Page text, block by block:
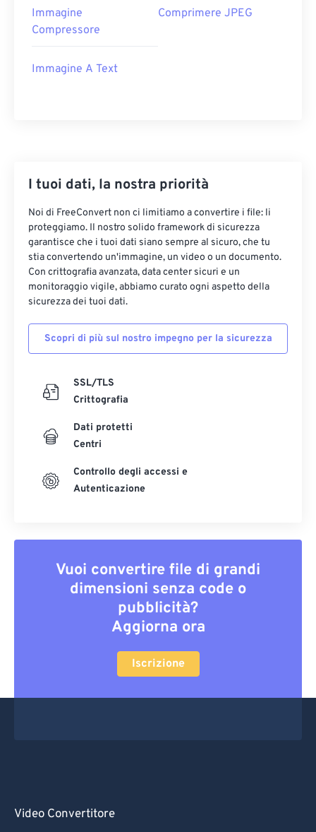
Immagine
Compressore
Comprimere JPEG
Immagine A Text
I tuoi dati, la nostra priorità
Noi di FreeConvert non ci limitiamo a convertire i file: li
proteggiamo. Il nostro solido framework di sicurezza
garantisce che i tuoi dati siano sempre al sicuro, che tu
stia convertendo un'immagine, un video o un documento.
Con crittografia avanzata, data center sicuri e un
monitoraggio vigile, abbiamo curato ogni aspetto della
sicurezza dei tuoi dati.
Scopri di più sul nostro impegno per la sicurezza
SSL/TLS
Crittografia
Dati protetti
Centri
Controllo degli accessi e
Autenticazione
Vuoi convertire file di grandi
dimensioni senza code o
pubblicità?
Aggiorna ora
Iscrizione
Video Convertitore